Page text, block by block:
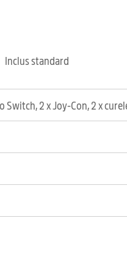
Inclus standard
Switch, 2 x Joy-Con, 2 x